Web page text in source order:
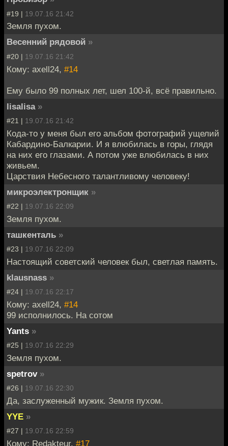
#19 | 19.07.16 21:42
Земля пухом.
Весенний рядовой »
#20 | 19.07.16 21:42
Кому: axell24, #14
Ему было 99 полных лет, шел 100-й, всё правильно.
lisalisa »
#21 | 19.07.16 21:42
Кода-то у меня был его альбом фотографий ущелий
Кабардино-Балкарии. И я влюбилась в горы, глядя
на них его глазами. А потом уже влюбилась в них
живьем.
Царствия Небесного талантливому человеку!
микроэлектронщик »
#22 | 19.07.16 22:09
Земля пухом.
ташкенталь »
#23 | 19.07.16 22:09
Настоящий советский человек был, светлая память.
klausnass »
#24 | 19.07.16 22:17
Кому: axell24, #14
99 исполнилось. На сотом
Yants »
#25 | 19.07.16 22:29
Земля пухом.
spetrov »
#26 | 19.07.16 22:30
Да, заслуженный мужик. Земля пухом.
YYE »
#27 | 19.07.16 22:59
Кому: Redakteur, #17